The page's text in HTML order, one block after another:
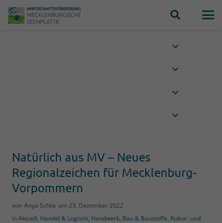
Natürlich aus MV – Neues
Regionalzeichen für Mecklenburg-
Vorpommern
von Anya Schlie am 23. Dezember 2022
inAktuell, Handel & Logistik, Handwerk, Bau & Baustoffe, Kultur- und